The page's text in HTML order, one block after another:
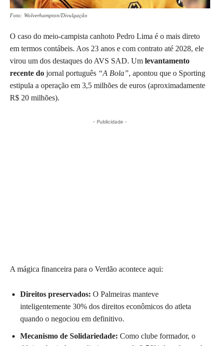
Foto: Wolverhampton/Divulgação
O caso do meio-campista canhoto Pedro Lima é o mais direto
em termos contábeis. Aos 23 anos e com contrato até 2028, ele
virou um dos destaques do AVS SAD. Um levantamento
recente do jornal português “A Bola”, apontou que o Sporting
estipula a operação em 3,5 milhões de euros (aproximadamente
R$ 20 milhões).
- Publicidade -
A mágica financeira para o Verdão acontece aqui:
Direitos preservados: O Palmeiras manteve
inteligentemente 30% dos direitos econômicos do atleta
quando o negociou em definitivo.
Mecanismo de Solidariedade: Como clube formador, o